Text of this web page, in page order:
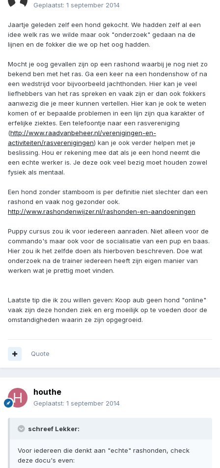
Geplaatst: 1 september 2014
Jaartje geleden zelf een hond gekocht. We hadden zelf al een
idee welk ras we wilde maar ook "onderzoek" gedaan na de
lijnen en de fokker die we op het oog hadden.
Mocht je oog gevallen zijn op een rashond waarbij je nog niet zo
bekend ben met het ras. Ga een keer na een hondenshow of na
een wedstrijd voor bijvoorbeeld jachthonden. Hier kan je veel
liefhebbers van het ras spreken en vaak zijn er dan ook fokkers
aanwezig die je meer kunnen vertellen. Hier kan je ook te weten
komen of er bepaalde problemen in een lijn zijn qua karakter of
erfelijke ziektes. Een telefoontje naar een rasvereniging
(http://www.raadvanbeheer.nl/verenigingen-en-
activiteiten/rasverenigingen) kan je ook verder helpen met je
beslissing. Hou er rekening mee dat als je een hond neemt die
een echte werker is. Je deze ook veel bezig moet houden zowel
fysiek als mentaal.
Een hond zonder stamboom is per definitie niet slechter dan een
rashond en vaak nog gezonder ook.
http://www.rashondenwijzer.nl/rashonden-en-aandoeningen
Puppy cursus zou ik voor iedereen aanraden. Niet alleen voor de
commando's maar ook voor de socialisatie van een pup en baas.
Hier zou ik het zelfde doen als hierboven beschreven. Doe wat
onderzoek na de trainer iedereen heeft zijn eigen manier van
werken wat je prettig moet vinden.
Laatste tip die ik zou willen geven: Koop aub geen hond "online"
vaak zijn deze honden ziek en erg moeilijk op te voeden door de
omstandigheden waarin ze zijn opgegroeid.
Quote
houthe
Geplaatst: 1 september 2014
schreef Lekker:
Voor iedereen die denkt aan "echte" rashonden, check
deze docu's even: